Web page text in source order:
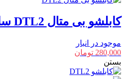
کابلشو بی متال DTL2 سایز 70 با سوراخ 12
موجود در انبار
280,000 تومان
بستن